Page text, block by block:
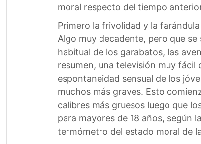
moral respecto del tiempo
Primero la frivolidad y la
Algo muy decadente, pero que
habitual de los garabatos, las
resumen, una televisión muy
espontaneidad sensual de los
muchos más graves. Esto
calibres más gruesos luego que
para mayores de 18 años, según
termómetro del estado moral de